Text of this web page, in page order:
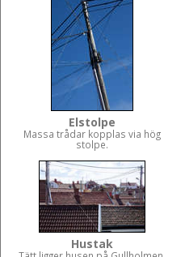
Elstolpe
Massa trådar kopplas via hög
stolpe.
Hustak